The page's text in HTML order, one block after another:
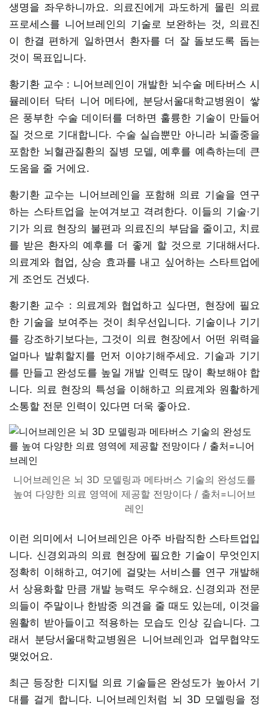
생명을 좌우하니까요. 의료진에게 과도하게 몰린 의료
프로세스를 니어브레인의 기술로 보완하는 것, 의료진
이 한결 편하게 일하면서 환자를 더 잘 돌보도록 돕는
것이 목표입니다.
황기환 교수 : 니어브레인이 개발한 뇌수술 메타버스 시
뮬레이터 닥터 니어 메타에, 분당서울대학교병원이 쌓
은 풍부한 수술 데이터를 더하면 훌륭한 기술이 만들어
질 것으로 기대합니다. 수술 실습뿐만 아니라 뇌졸중을
포함한 뇌혈관질환의 질병 모델, 예후를 예측하는데 큰
도움을 줄 거에요.
황기환 교수는 니어브레인을 포함해 의료 기술을 연구
하는 스타트업을 눈여겨보고 격려한다. 이들의 기술·기
기가 의료 현장의 불편과 의료진의 부담을 줄이고, 치료
를 받은 환자의 예후를 더 좋게 할 것으로 기대해서다.
의료계와 협업, 상승 효과를 내고 싶어하는 스타트업에
게 조언도 건넸다.
황기환 교수 : 의료계와 협업하고 싶다면, 현장에 필요
한 기술을 보여주는 것이 최우선입니다. 기술이나 기기
를 강조하기보다는, 그것이 의료 현장에서 어떤 위력을
얼마나 발휘할지를 먼저 이야기해주세요. 기술과 기기
를 만들고 완성도를 높일 개발 인력도 많이 확보해야 합
니다. 의료 현장의 특성을 이해하고 의료계와 원활하게
소통할 전문 인력이 있다면 더욱 좋아요.
니어브레인은 뇌 3D 모델링과 메타버스 기술의 완성도를
높여 다양한 의료 영역에 제공할 전망이다 / 출처=니어브
레인
이런 의미에서 니어브레인은 아주 바람직한 스타트업입
니다. 신경외과의 의료 현장에 필요한 기술이 무엇인지
정확히 이해하고, 여기에 걸맞는 서비스를 연구 개발해
서 상용화할 만큼 개발 능력도 우수해요. 신경외과 전문
의들이 주말이나 한밤중 의견을 줄 때도 있는데, 이것을
원활히 받아들이고 적용하는 모습도 인상 깊습니다. 그
래서 분당서울대학교병원은 니어브레인과 업무협약도
맺었어요.
최근 등장한 디지털 의료 기술들은 완성도가 높아서 기
대를 걸게 합니다. 니어브레인처럼 뇌 3D 모델링을 정